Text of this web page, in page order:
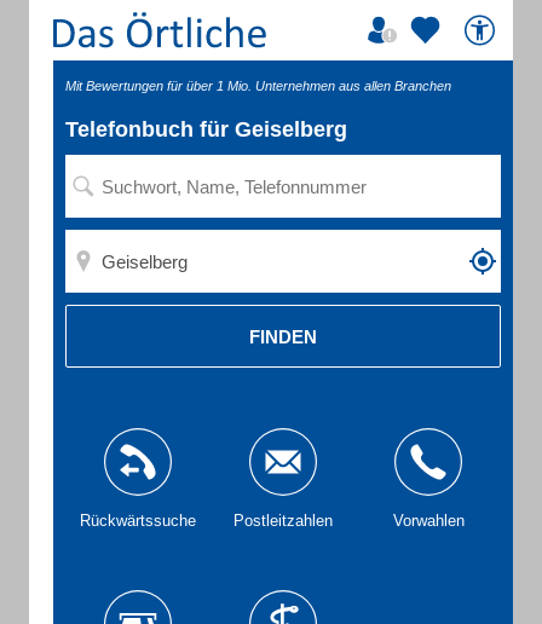
Mit Bewertungen für über 1 Mio. Unternehmen aus allen Branchen
Telefonbuch für Geiselberg
FINDEN
Rückwärtssuche Postleitzahlen Vorwahlen